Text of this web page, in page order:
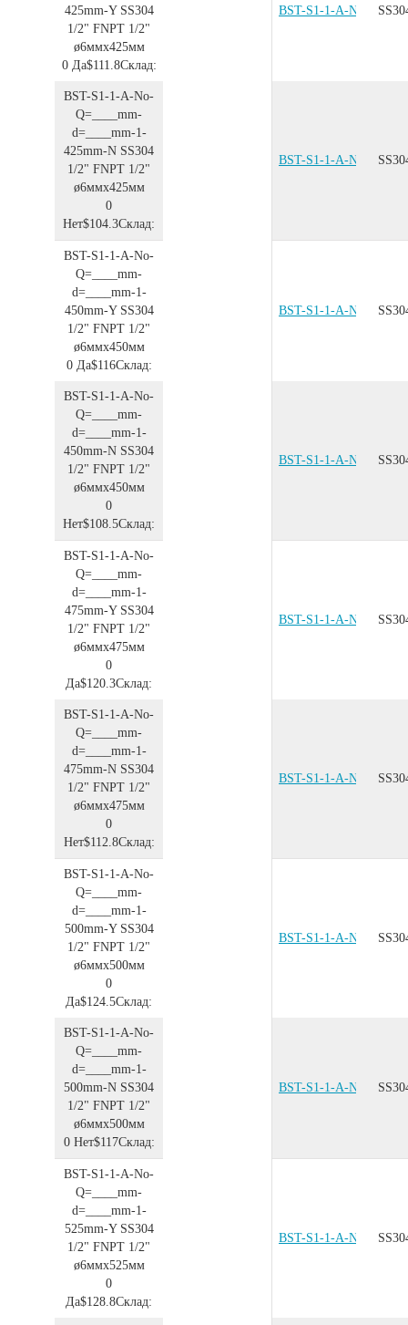
425mm-YSS304
1/2" FNPT 1/2"
ø6ммx425мм
0Да$111.8Склад:
BST-S1-1-A-No-
BST-S1-1-A-No-
Q=____mm-
d=____mm-1-
425mm-N SS304
1/2" FNPT 1/2"
ø6ммx425мм
0
Нет$104.3Склад:
BST-S1-1-A-No-
BST-S1-1-A-No-
Q=____mm-
d=____mm-1-
450mm-YSS304
1/2" FNPT 1/2"
ø6ммx450мм
0Да$116Склад:
BST-S1-1-A-No-
BST-S1-1-A-No-
Q=____mm-
d=____mm-1-
450mm-N SS304
1/2" FNPT 1/2"
ø6ммx450мм
0
Нет$108.5Склад:
BST-S1-1-A-No-
BST-S1-1-A-No-
Q=____mm-
d=____mm-1-
475mm-YSS304
1/2" FNPT 1/2"
ø6ммx475мм
0
Да$120.3Склад:
BST-S1-1-A-No-
BST-S1-1-A-No-
Q=____mm-
d=____mm-1-
475mm-N SS304
1/2" FNPT 1/2"
ø6ммx475мм
0
Нет$112.8Склад:
BST-S1-1-A-No-
BST-S1-1-A-No-
Q=____mm-
d=____mm-1-
500mm-YSS304
1/2" FNPT 1/2"
ø6ммx500мм
0
Да$124.5Склад:
BST-S1-1-A-No-
BST-S1-1-A-No-
Q=____mm-
d=____mm-1-
500mm-N SS304
1/2" FNPT 1/2"
ø6ммx500мм
0Нет$117Склад:
BST-S1-1-A-No-
BST-S1-1-A-No-
Q=____mm-
d=____mm-1-
525mm-YSS304
1/2" FNPT 1/2"
ø6ммx525мм
0
Да$128.8Склад:
BST-S1-1-A-No-